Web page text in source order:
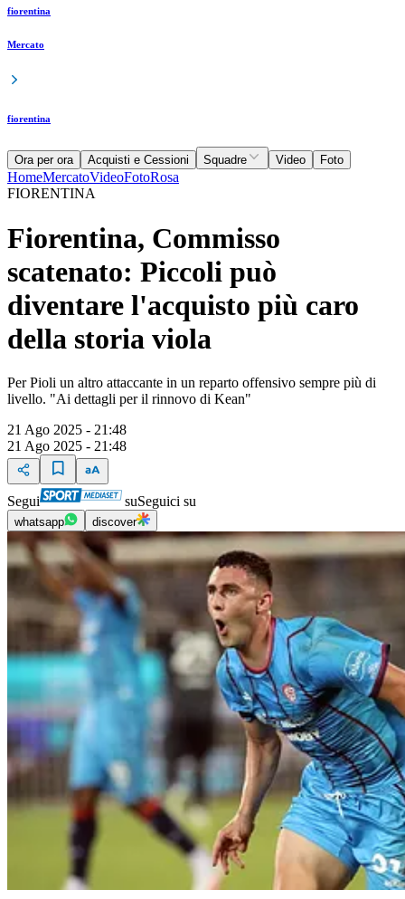
fiorentina
Mercato
fiorentina
Ora per ora Acquisti e Cessioni Squadre Video Foto
HomeMercatoVideoFotoRosa
FIORENTINA
Fiorentina, Commisso
scatenato: Piccoli può
diventare l'acquisto più caro
della storia viola
Per Pioli un altro attaccante in un reparto offensivo sempre più di
livello. "Ai dettagli per il rinnovo di Kean"
21 Ago 2025 - 21:48
21 Ago 2025 - 21:48
Segui suSeguici su
whatsapp discover